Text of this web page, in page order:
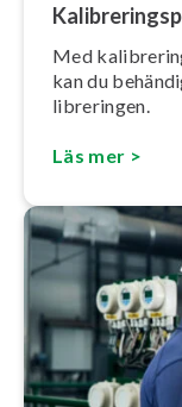
Med
kan du
libre­ring­en.
Läs mer >